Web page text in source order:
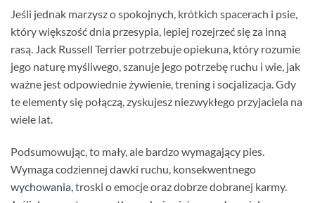
Jeśli jednak marzysz o spokojnych, krótkich spacerach i psie,
który większość dnia przesypia, lepiej rozejrzeć się za inną
rasą. Jack Russell Terrier potrzebuje opiekuna, który rozumie
jego naturę myśliwego, szanuje jego potrzebę ruchu i wie, jak
ważne jest odpowiednie żywienie, trening i socjalizacja. Gdy
te elementy się połączą, zyskujesz niezwykłego przyjaciela na
wiele lat.
Podsumowując, to mały, ale bardzo wymagający pies.
Wymaga codziennej dawki ruchu, konsekwentnego
wychowania , troski o emocje oraz dobrze dobranej karmy.